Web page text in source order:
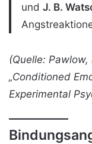
undJ. B.
(Quelle: Pawlow,
„Conditioned
Experimental